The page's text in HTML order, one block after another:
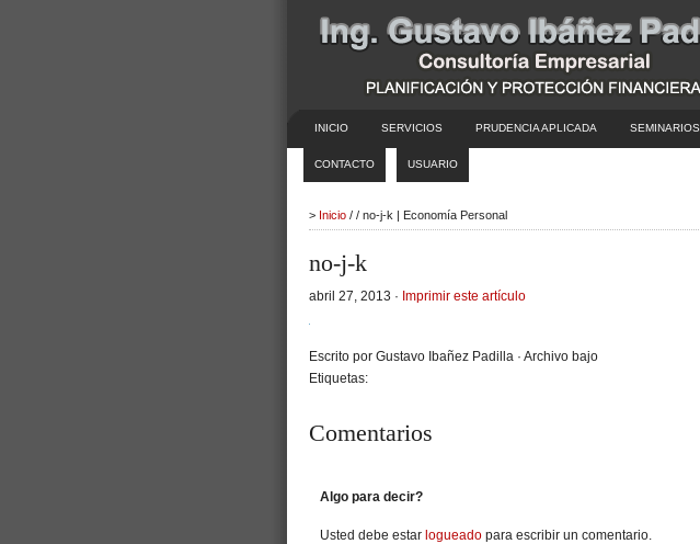
INICIO SERVICIOS PRUDENCIA APLICADA SEMINARIOS
CONTACTO USUARIO
> Inicio / / no-j-k | Economía Personal
no-j-k
abril 27, 2013 · Imprimir este artículo
Escrito por Gustavo Ibañez Padilla · Archivo bajo
Etiquetas:
Comentarios
Algo para decir?
Usted debe estar logueado para escribir un comentario.